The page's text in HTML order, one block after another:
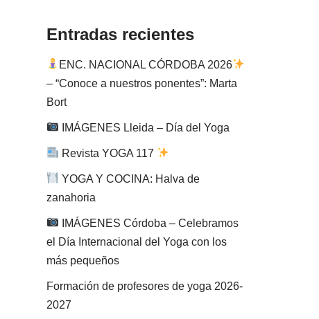
Entradas recientes
ENC. NACIONAL CÓRDOBA 2026
– “Conoce a nuestros ponentes”: Marta
Bort
IMÁGENES Lleida – Día del Yoga
Revista YOGA 117
YOGA Y COCINA: Halva de
zanahoria
IMÁGENES Córdoba – Celebramos
el Día Internacional del Yoga con los
más pequeños
Formación de profesores de yoga 2026-
2027